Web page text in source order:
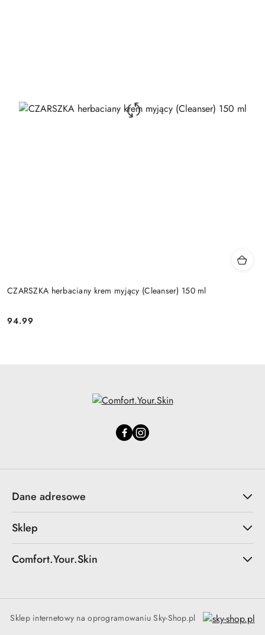
CZARSZKA herbaciany krem myjący (Cleanser) 150 ml
Cena:
94.99
Dane adresowe
Sklep
Comfort.Your.Skin
Sklep internetowy na oprogramowaniu Sky-Shop.pl